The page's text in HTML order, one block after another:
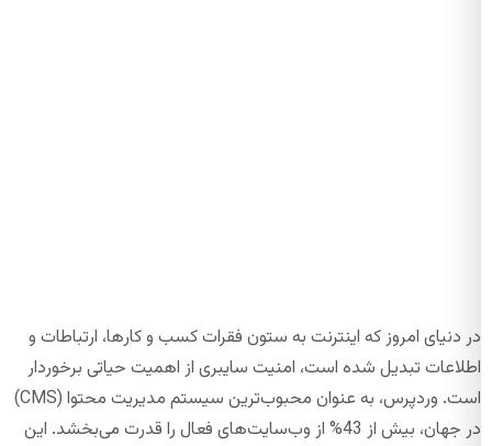
در دنیای امروز که اینترنت به ستون فقرات کسب و کارها، ارتباطات و
اطلاعات تبدیل شده است، امنیت سایبری از اهمیت حیاتی برخوردار
است. وردپرس، به عنوان محبوب‌ترین سیستم مدیریت محتوا (CMS)
در جهان، بیش از 43% از وب‌سایت‌های فعال را قدرت می‌بخشد. این